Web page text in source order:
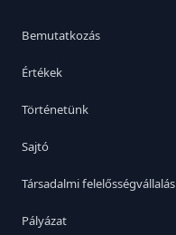
Bemutatkozás
Értékek
Történetünk
Sajtó
Társadalmi felelősségvállalás
Pályázat